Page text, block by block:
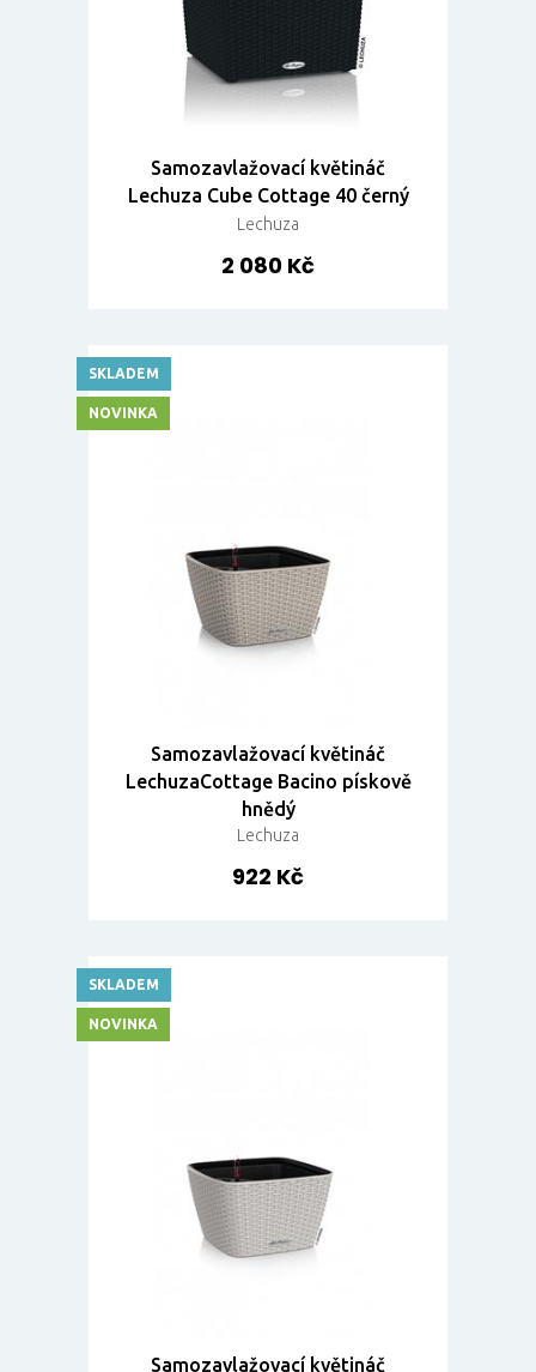
Samozavlažovací květináč
Lechuza Cube Cottage 40 černý
Lechuza
2 080 Kč
Samozavlažovací květináč
LechuzaCottage Bacino pískově
hnědý
Lechuza
922 Kč
SKLADEM
NOVINKA
Samozavlažovací květináč
SKLADEM
NOVINKA